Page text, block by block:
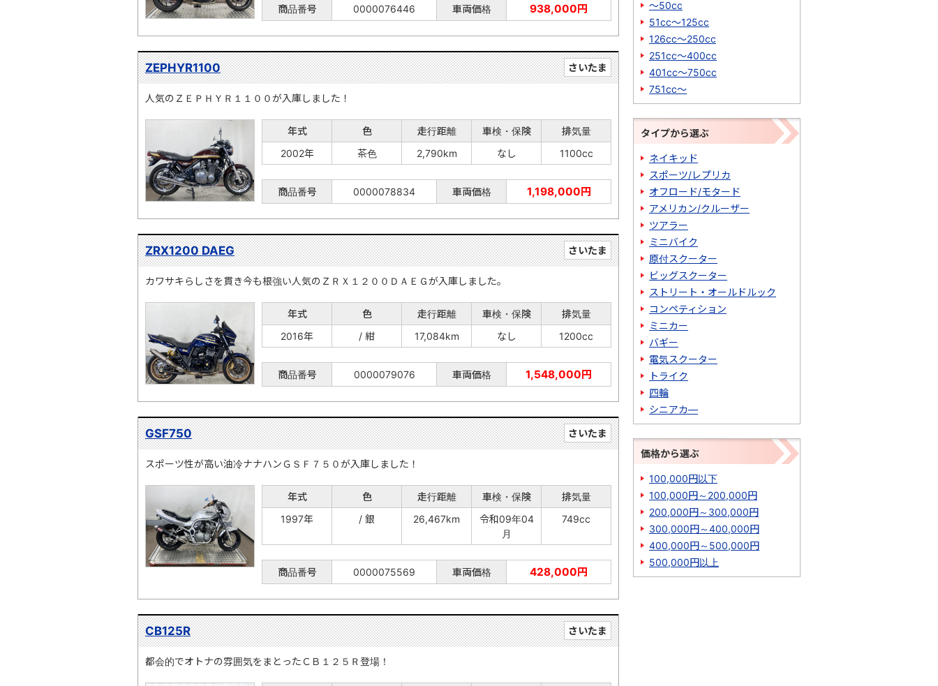
商品番号 0000076446 車両価格 938,000円
さいたま
ZEPHYR1100
人気のＺＥＰＨＹＲ１１００が入庫しました！
年式 色 走行距離 車検・保険
排気量
2002年
茶色 2,790km なし 1100cc
商品番号 0000078834 車両価格 1,198,000円
さいたま
ZRX1200 DAEG
カワサキらしさを貫き今も根強い人気のＺＲＸ１２００ＤＡＥＧが入庫しました。
年式 色 走行距離 車検・保険
排気量
2016年
/ 紺 17,084km なし 1200cc
商品番号 0000079076 車両価格 1,548,000円
さいたま
GSF750
スポーツ性が高い油冷ナナハンＧＳＦ７５０が入庫しました！
年式 色 走行距離 車検・保険
排気量
1997年
/ 銀 26,467km
令和09年04
月
749cc
商品番号 0000075569 車両価格 428,000円
さいたま
CB125R
都会的でオトナの雰囲気をまとったＣＢ１２５Ｒ登場！
～50cc
51cc～125cc
126cc～250cc
251cc～400cc
401cc～750cc
751cc～
タイプから選ぶ
ネイキッド
スポーツ/レプリカ
オフロード/モタード
アメリカン/クルーザー
ツアラー
ミニバイク
原付スクーター
ビッグスクーター
ストリート・オールドルック
コンペティション
ミニカー
バギー
電気スクーター
トライク
四輪
シニアカ―
価格から選ぶ
100,000円以下
100,000円～200,000円
200,000円～300,000円
300,000円～400,000円
400,000円～500,000円
500,000円以上